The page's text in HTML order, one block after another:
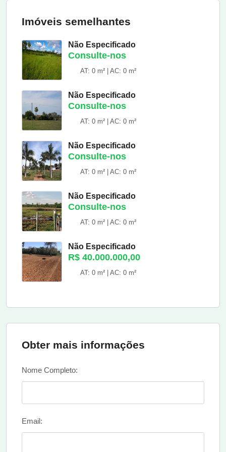
Imóveis semelhantes
Não Especificado
Consulte-nos
AT: 0 m² | AC: 0 m²
Não Especificado
Consulte-nos
AT: 0 m² | AC: 0 m²
Não Especificado
Consulte-nos
AT: 0 m² | AC: 0 m²
Não Especificado
Consulte-nos
AT: 0 m² | AC: 0 m²
Não Especificado
R$ 40.000.000,00
AT: 0 m² | AC: 0 m²
Obter mais informações
Nome Completo:
Email: